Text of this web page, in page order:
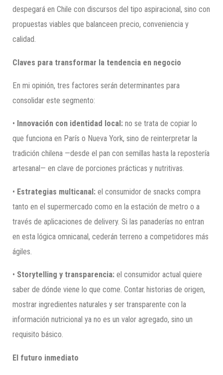
despegará en Chile con discursos del tipo aspiracional, sino con
propuestas viables que balanceen precio, conveniencia y
calidad.
Claves para transformar la tendencia en negocio
En mi opinión, tres factores serán determinantes para
consolidar este segmento:
• Innovación con identidad local: no se trata de copiar lo
que funciona en París o Nueva York, sino de reinterpretar la
tradición chilena —desde el pan con semillas hasta la repostería
artesanal— en clave de porciones prácticas y nutritivas.
• Estrategias multicanal: el consumidor de snacks compra
tanto en el supermercado como en la estación de metro o a
través de aplicaciones de delivery. Si las panaderías no entran
en esta lógica omnicanal, cederán terreno a competidores más
ágiles.
• Storytelling y transparencia: el consumidor actual quiere
saber de dónde viene lo que come. Contar historias de origen,
mostrar ingredientes naturales y ser transparente con la
información nutricional ya no es un valor agregado, sino un
requisito básico.
El futuro inmediato